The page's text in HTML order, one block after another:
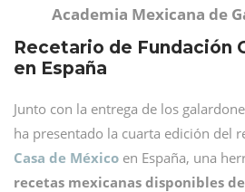
Academia Mexicana de
Recetario de Fundación
en España
Junto con la entrega de los
ha presentado la cuarta edición del
Casa de México en España, una
recetas mexicanas disponibles